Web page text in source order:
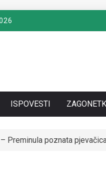
ISPOVESTI
– Preminula poznata
SE UDALA ZA